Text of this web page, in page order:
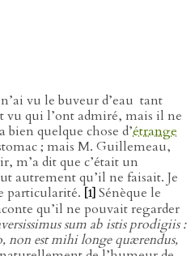
vu le buveur d’eau tant
vu qui l’ont admiré, mais il ne
quelque chose d’étrange
; mais M. Guillemeau,
m’a dit que c’était un
autrement qu’il ne faisait. Je
particularité.
[1] Sénèque le
qu’il ne pouvait regarder
sum ab istis prodigiis :
non est mihi longe quærendus,